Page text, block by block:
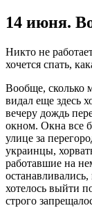
14 июня.
Никто не
хочется спать,
Вообще, сколько
видал еще здесь
вечеру дождь
окном. Окна все
улице за
украинцы,
работавшие на
хотелось выйти
строго